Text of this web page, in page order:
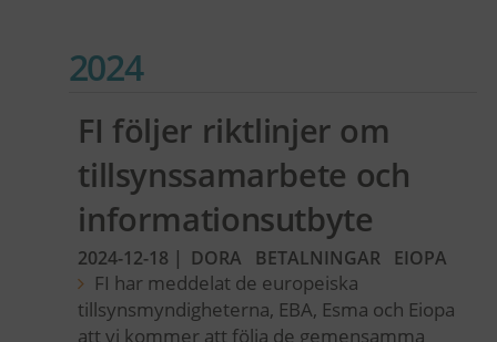
2024
FI följer riktlinjer om
tillsynssamarbete och
informationsutbyte
2024-12-18 | DORA BETALNINGAR EIOPA
FI har meddelat de europeiska
tillsynsmyndigheterna, EBA, Esma och Eiopa
att vi kommer att följa de gemensamma